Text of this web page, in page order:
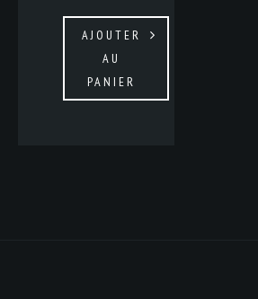
AJOUTER
AU
PANIER